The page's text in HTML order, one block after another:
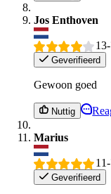
Jos Enthoven
Geverifieerd
Gewoon goed
Nuttig
Marius
Geverifieerd